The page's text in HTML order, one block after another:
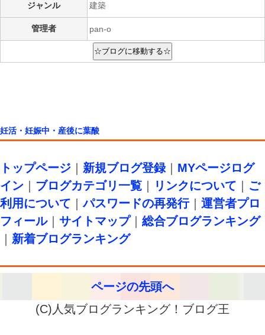
ジャンル 建築
管理者 pan-o
妊活・妊娠中・産後に葉酸
トップページ 新規ブログ登録｜ MYページログ
イン
ブログカテゴリ一覧 リンクについて
ご
利用について ｜パスワードの再発行｜ 運営者プロ
フィール｜ サイトマップ｜ 総合ブログランキング
新着ブログランキング
ページの先頭へ
(C)人気ブログランキング！ブログ王